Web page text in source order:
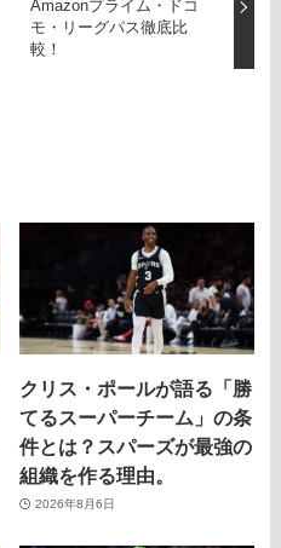
Amazonプライム・ドコ
モ・リーグパス徹底比
較！
クリス・ポールが語る「勝
てるスーパーチーム」の条
件とは？スパーズが最強の
組織を作る理由。
2026年8月6日